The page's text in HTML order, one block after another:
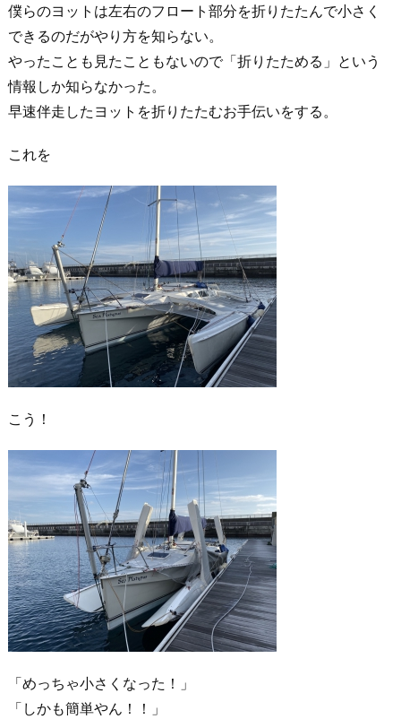
僕らのヨットは左右のフロート部分を折りたたんで小さく
できるのだがやり方を知らない。
やったことも見たこともないので「折りたためる」という
情報しか知らなかった。
早速伴走したヨットを折りたたむお手伝いをする。
これを
こう！
「めっちゃ小さくなった！」
「しかも簡単やん！！」